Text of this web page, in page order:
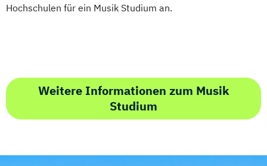
Hochschulen für ein Musik Studium an.
Weitere Informationen zum Musik
Studium